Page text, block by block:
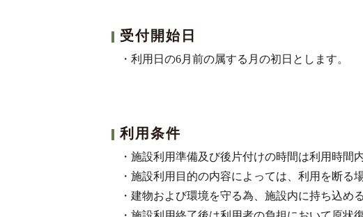
受付開始日
・利用日の6月前の属する月の初日とします。
利用条件
・施設利用準備及び後片付けの時間は利用時間
・施設利用目的の内容によっては、利用を断る
・建物および環境を守る為、施設内に持ち込め